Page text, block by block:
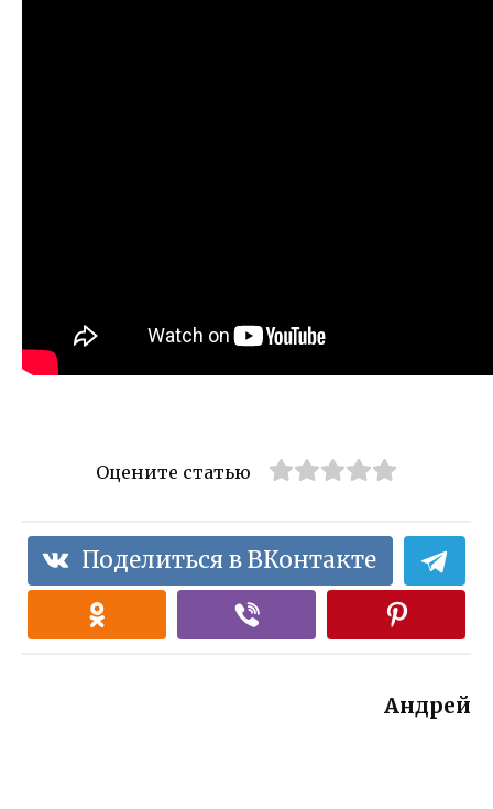
Оцените статью
Поделиться в ВКонтакте
Андрей